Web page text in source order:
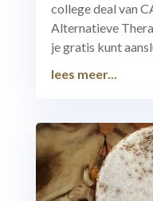
college deal van
Alternatieve
je gratis kunt
lees meer...